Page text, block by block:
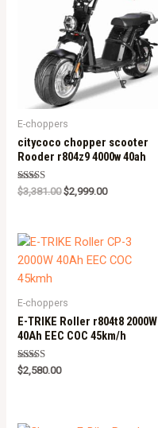
E-choppers
citycoco chopper scooter
Rooder r804z9 4000w 40ah
Rated
5.00
$3,381.00 $2,999.00
E-choppers
E-TRIKE Roller r804t8 2000W
40Ah EEC COC 45km/h
Rated
5.00
$2,580.00